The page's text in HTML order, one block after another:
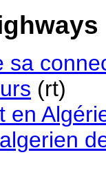
sa
(rt)
en